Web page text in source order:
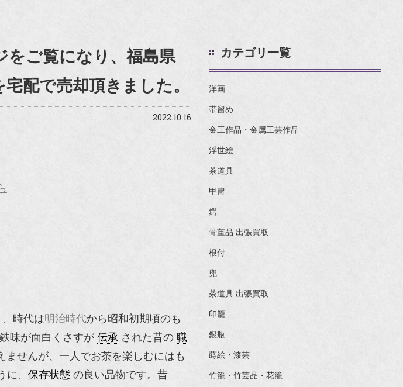
をご覧になり、福島県
配で売却頂きました。
2022.10.16
時代は明治時代から昭和初期頃のも
味が面白くさすが 伝承 された昔の 職
ませんが、一人でお茶を楽しむにはも
、 保存状態 の良い品物です。昔
カテゴリ一覧
洋画
帯留め
金工作品・金属工芸作品
浮世絵
茶道具
甲冑
鍔
骨董品 出張買取
根付
兜
茶道具 出張買取
印籠
銀瓶
蒔絵・漆芸
竹籠・竹芸品・花籠